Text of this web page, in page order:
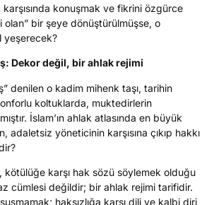
karşısında konuşmak ve fikrini özgürce
olan” bir şeye dönüştürülmüşse, o
yeşerecek?
Dekor değil, bir ahlak rejimi
denilen o kadim mihenk taşı, tarihin
koltuklarda, muktedirlerin
İslam’ın ahlak atlasında en büyük
adaletsiz yöneticinin karşısına çıkıp hakkı
kötülüğe karşı hak sözü söylemek olduğu
cümlesi değildir; bir ahlak rejimi tarifidir.
haksızlığa karşı dili ve kalbi diri